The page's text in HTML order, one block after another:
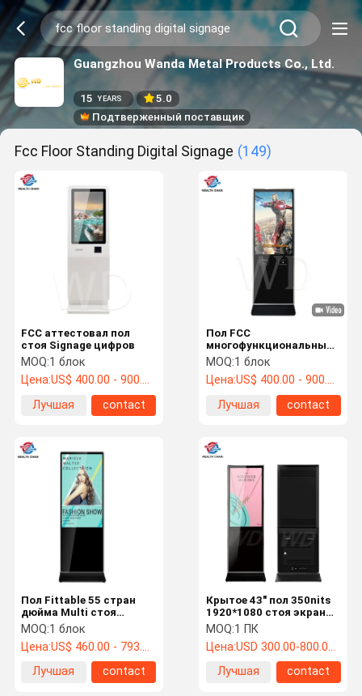
Guangzhou Wanda Metal Products Co., Ltd.
15 YEARS
5.0
Подтверженный поставщик
Fcc Floor Standing Digital Signage (149)
FCC аттестовал пол
стоя Signage цифров
MOQ:1 блок
Цена:US$ 400.00 - 900.00 /pc
Лучшая
contact
Пол FCC
многофункциональный
стоя система
управления содержания
Signage цифров
MOQ:1 блок
Цена:US$ 400.00 - 900.00 /pc
Лучшая
contact
Пол Fittable 55 стран
дюйма Multi стоя
Signage цифров для
маркетинга
MOQ:1 блок
Цена:US$ 460.00 - 793.00 /pc
Лучшая
contact
Крытое 43" пол 350nits
1920*1080 стоя экран
касания Signage цифров
ультракрасный
MOQ:1 ПК
Цена:USD 300.00-800.00 /pc
Лучшая
contact